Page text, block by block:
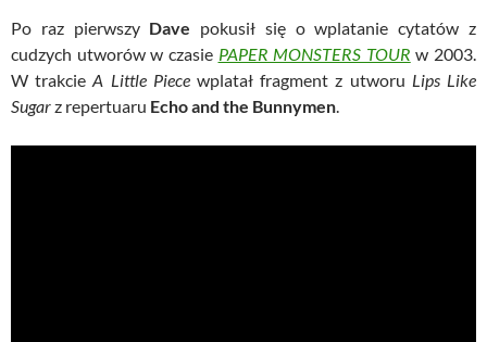
Po raz pierwszy Dave pokusił się o wplatanie cytatów z
cudzych utworów w czasie PAPER MONSTERS TOUR w 2003.
W trakcieA Little Piecewplatał fragment z utworu Lips Like
Sugarz repertuaru Echo and the Bunnymen